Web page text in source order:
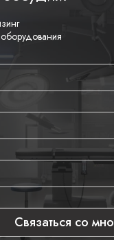
ваших медицинских
информации и
уже сегодня!
Связаться со